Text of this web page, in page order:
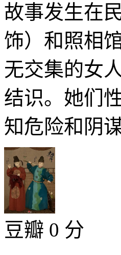
故事发生在
饰）和照相
无交集的女
结识。她们
知危险和阴
豆瓣 0 分